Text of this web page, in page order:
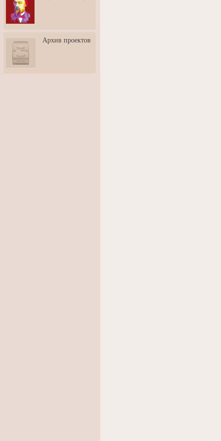
3: Обусловленности
человека и их влияние на
карьеру
скульптором Дмитрием
Тугариновым
АртБульвар в День города
Архив проектов